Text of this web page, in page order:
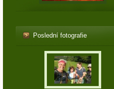
Poslední fotografie